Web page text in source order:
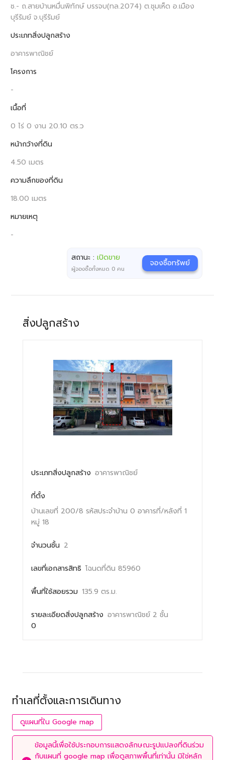
ซ.- ถ.สายบ้านหมื่นพิทักษ์ บรรจบ(ทล.2074) ต.ชุมเห็ด อ.เมือง
บุรีรัมย์ จ.บุรีรัมย์
ประเภทสิ่งปลูกสร้าง
อาคารพาณิชย์
โครงการ
-
เนื้อที่
0 ไร่ 0 งาน 20.10 ตร.ว
หน้ากว้างที่ดิน
4.50 เมตร
ความลึกของที่ดิน
18.00 เมตร
หมายเหตุ
-
สถานะ :เปิดขาย
ผู้จองซื้อทั้งหมด 0 คน
จองซื้อทรัพย์
สิ่งปลูกสร้าง
ประเภทสิ่งปลูกสร้าง อาคารพาณิชย์
ที่ตั้ง
บ้านเลขที่ 200/8 รหัสประจำบ้าน 0 อาคารที่/หลังที่ 1
หมู่ 18
จำนวนชั้น 2
เลขที่เอกสารสิทธิ โฉนดที่ดิน 85960
พื้นที่ใช้สอยรวม 135.9 ตร.ม.
รายละเอียดสิ่งปลูกสร้าง อาคารพาณิชย์ 2 ชั้น
0
ทำเลที่ตั้งและการเดินทาง
ดูแผนที่ใน Google map
ข้อมูลนี้เพื่อใช้ประกอบการแสดงลักษณะรูปแปลงที่ดินร่วม
กับแผนที่ google map เพื่อดูสภาพพื้นที่เท่านั้น มิใช่หลัก